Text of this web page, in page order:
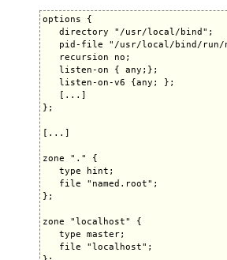
options {
   directory "/usr/local/bind";
pid-file "/usr/local/bind/
   recursion no;
   listen-on { any;};
   listen-on-v6 {any; };
   [...]
};
[...]
zone "." {
   type hint;
   file "named.root";
};
zone "localhost" {
   type master;
   file "localhost";